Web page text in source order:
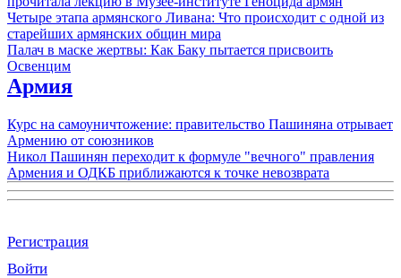
Четыре этапа армянского Ливана: Что происходит с одной из
старейших армянских общин мира
Палач в маске жертвы: Как Баку пытается присвоить
Освенцим
Армия
Курс на самоуничтожение: правительство Пашиняна отрывает
Армению от союзников
Никол Пашинян переходит к формуле "вечного" правления
Армения и ОДКБ приближаются к точке невозврата
Регистрация
Войти